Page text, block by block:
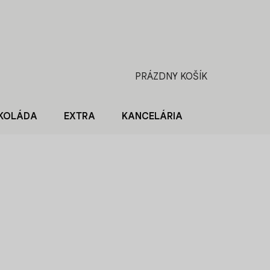
NÁKUPNÝ
PRÁZDNY KOŠÍK
EXTRA KANCELÁRIA